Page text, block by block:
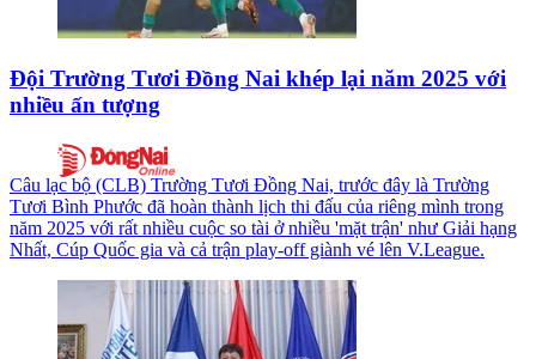
Đội Trường Tươi Đồng Nai khép lại năm 2025 với
nhiều ấn tượng
Câu lạc bộ (CLB) Trường Tươi Đồng Nai, trước đây là Trường
Tươi Bình Phước đã hoàn thành lịch thi đấu của riêng mình trong
năm 2025 với rất nhiều cuộc so tài ở nhiều 'mặt trận' như Giải hạng
Nhất, Cúp Quốc gia và cả trận play-off giành vé lên V.League.